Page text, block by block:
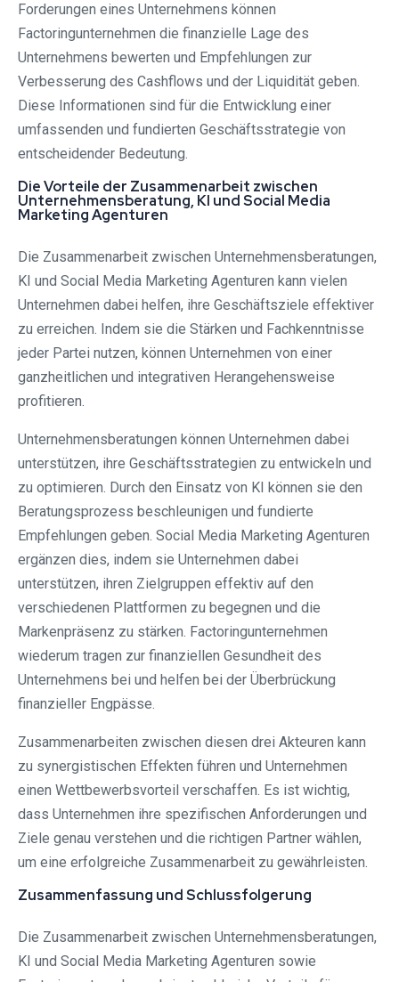
Forderungen eines Unternehmens können
Factoringunternehmen die finanzielle Lage des
Unternehmens bewerten und Empfehlungen zur
Verbesserung des Cashflows und der Liquidität geben.
Diese Informationen sind für die Entwicklung einer
umfassenden und fundierten Geschäftsstrategie von
entscheidender Bedeutung.
Die Vorteile der Zusammenarbeit zwischen
Unternehmensberatung, KI und Social Media
Marketing Agenturen
Die Zusammenarbeit zwischen Unternehmensberatungen,
KI und Social Media Marketing Agenturen kann vielen
Unternehmen dabei helfen, ihre Geschäftsziele effektiver
zu erreichen. Indem sie die Stärken und Fachkenntnisse
jeder Partei nutzen, können Unternehmen von einer
ganzheitlichen und integrativen Herangehensweise
profitieren.
Unternehmensberatungen können Unternehmen dabei
unterstützen, ihre Geschäftsstrategien zu entwickeln und
zu optimieren. Durch den Einsatz von KI können sie den
Beratungsprozess beschleunigen und fundierte
Empfehlungen geben. Social Media Marketing Agenturen
ergänzen dies, indem sie Unternehmen dabei
unterstützen, ihren Zielgruppen effektiv auf den
verschiedenen Plattformen zu begegnen und die
Markenpräsenz zu stärken. Factoringunternehmen
wiederum tragen zur finanziellen Gesundheit des
Unternehmens bei und helfen bei der Überbrückung
finanzieller Engpässe.
Zusammenarbeiten zwischen diesen drei Akteuren kann
zu synergistischen Effekten führen und Unternehmen
einen Wettbewerbsvorteil verschaffen. Es ist wichtig,
dass Unternehmen ihre spezifischen Anforderungen und
Ziele genau verstehen und die richtigen Partner wählen,
um eine erfolgreiche Zusammenarbeit zu gewährleisten.
Zusammenfassung und Schlussfolgerung
Die Zusammenarbeit zwischen Unternehmensberatungen,
KI und Social Media Marketing Agenturen sowie